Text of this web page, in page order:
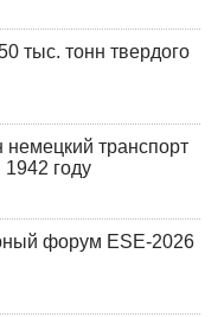
тыс. тонн твердого
транспорт
году
форум ESE-2026